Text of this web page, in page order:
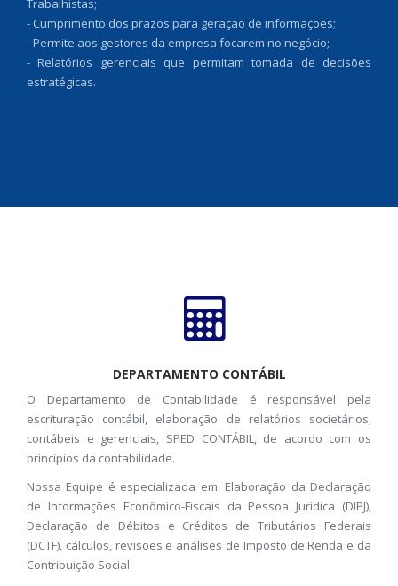
Trabalhistas;
- Cumprimento dos prazos para geração de informações;
- Permite aos gestores da empresa focarem no negócio;
- Relatórios gerenciais que permitam tomada de decisões
estratégicas.
DEPARTAMENTO CONTÁBIL
O Departamento de Contabilidade é responsável pela
escrituração contábil, elaboração de relatórios societários,
contábeis e gerenciais, SPED CONTÁBIL, de acordo com os
princípios da contabilidade.
Nossa Equipe é especializada em: Elaboração da Declaração
de Informações Econômico-Fiscais da Pessoa Jurídica (DIPJ),
Declaração de Débitos e Créditos de Tributários Federais
(DCTF), cálculos, revisões e análises de Imposto de Renda e da
Contribuição Social.